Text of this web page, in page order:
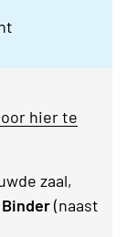
hier te
zaal,
(naast